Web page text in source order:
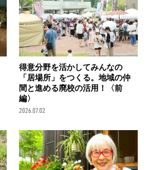
得意分野を活かしてみんなの
「居場所」をつくる。地域の仲
間と進める廃校の活用！〈前
編〉
2026.07.02